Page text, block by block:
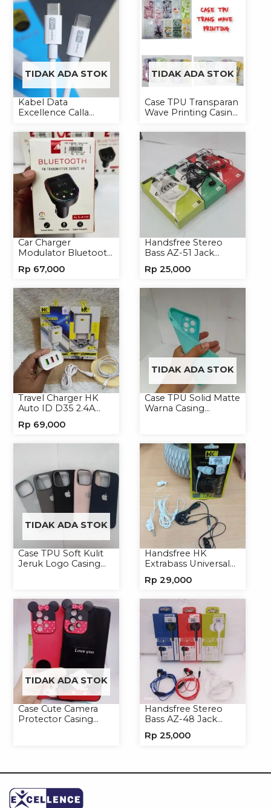
TIDAK ADA STOK
Kabel Data
Excellence Calla
Lightning/Type-C to
Type-C
TIDAK ADA STOK
Case TPU Transparan
Wave Printing Casing
Car Charger
Modulator Bluetooth
Handphone
Rp 67,000
Handsfree Stereo
Bass AZ-51 Jack
Headset
Rp 25,000
Travel Charger HK
Auto ID D35 2.4A
Rp 69,000
TIDAK ADA STOK
Case TPU Solid Matte
Warna Casing
TIDAK ADA STOK
Case TPU Soft Kulit
Jeruk Logo Casing
Handsfree HK
Extrabass Universal
Earphone Headset
Rp 29,000
TIDAK ADA STOK
Case Cute Camera
Protector Casing
Handsfree Stereo
Bass AZ-48 Jack
Headset Headphone
Rp 25,000